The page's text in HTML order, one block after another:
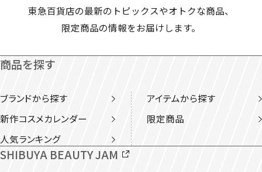
東急百貨店の最新のトピックスやオトクな商品、
限定商品の情報をお届けします。
商品を探す
ブランドから探す
アイテムから探す
新作コスメカレンダー
限定商品
人気ランキング
SHIBUYA BEAUTY JAM